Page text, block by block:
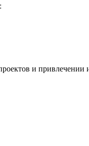
и привлечении